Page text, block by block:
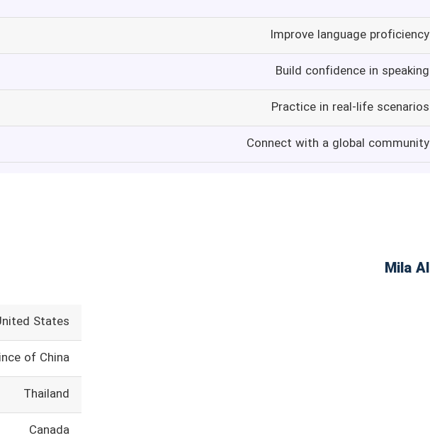
Improve language proficiency
Build confidence in speaking
Practice in real-life scenarios
Connect with a global community
States
of China
Thailand
Canada